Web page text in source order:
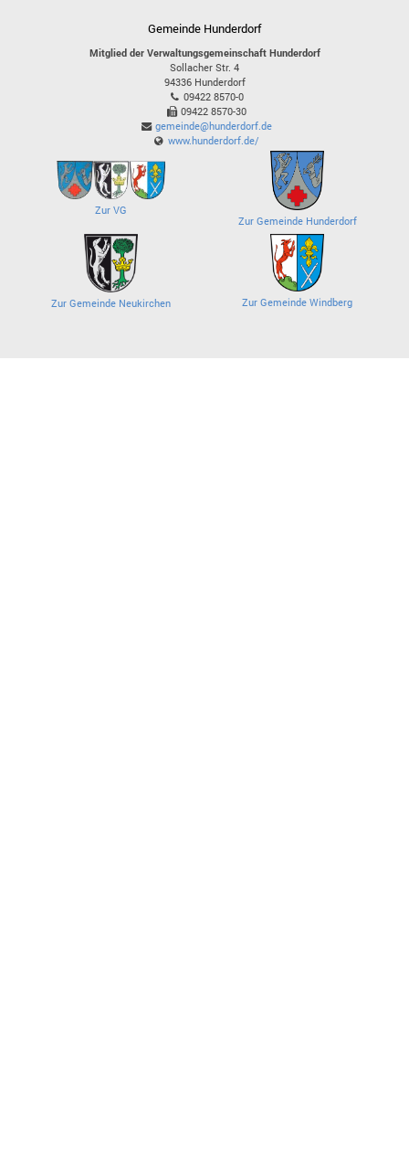
Gemeinde Hunderdorf
Mitglied der Verwaltungsgemeinschaft Hunderdorf
Sollacher Str. 4
94336 Hunderdorf
09422 8570-0
09422 8570-30
gemeinde@hunderdorf.de
www.hunderdorf.de/
Zur VG
Zur Gemeinde Hunderdorf
Zur Gemeinde Neukirchen Zur Gemeinde Windberg